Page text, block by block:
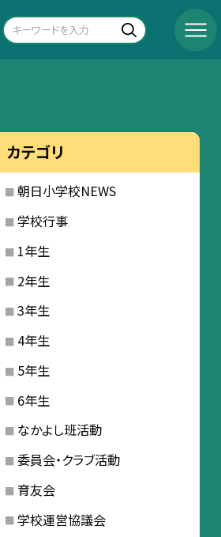
カテゴリ
朝日小学校NEWS
学校行事
1年生
2年生
3年生
4年生
5年生
6年生
なかよし班活動
委員会・クラブ活動
育友会
学校運営協議会